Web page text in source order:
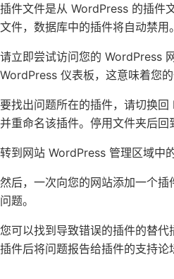
插件文件是从 WordPress 的插件
文件，数据库中的插件将自动禁用。
请立即尝试访问您的 WordPress
WordPress 仪表板，这意味着您的
要找出问题所在的插件，请切换
并重命名该插件。停用文件夹后回
转到网站 WordPress 管理区域中
然后，一次向您的网站添加一个
问题。
您可以找到导致错误的插件的替
插件后将问题报告给插件的支持论